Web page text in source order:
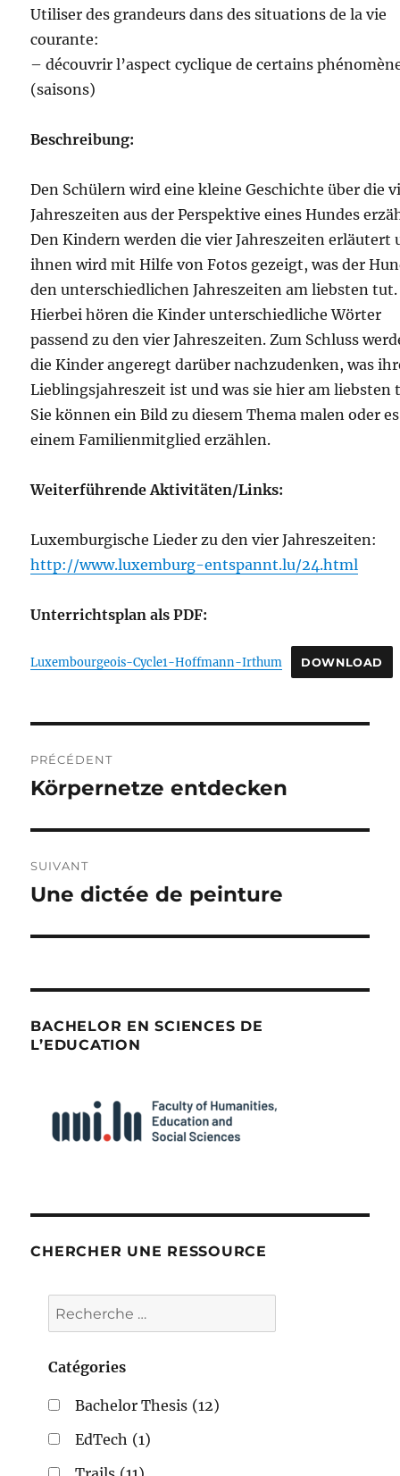
Utiliser des grandeurs dans des situations de la vie
courante:
– découvrir l’aspect cyclique de certains
(saisons)
Beschreibung:
Den Schülern wird eine kleine Geschichte über die
Jahreszeiten aus der Perspektive eines Hundes
Den Kindern werden die vier Jahreszeiten erläutert
ihnen wird mit Hilfe von Fotos gezeigt, was der
den unterschiedlichen Jahreszeiten am liebsten tut.
Hierbei hören die Kinder unterschiedliche Wörter
passend zu den vier Jahreszeiten. Zum Schluss
die Kinder angeregt darüber nachzudenken, was
Lieblingsjahreszeit ist und was sie hier am liebsten
Sie können ein Bild zu diesem Thema malen oder es
einem Familienmitglied erzählen.
Weiterführende Aktivitäten/Links:
Luxemburgische Lieder zu den vier Jahreszeiten:
http://www.luxemburg-entspannt.lu/24.html
Unterrichtsplan als PDF:
Luxembourgeois-Cycle1-Hoffmann-Irthum DOWNLOAD
de
PRÉCÉDENT
Publication
Körpernetze entdecken
SUIVANT
Publication
Une dictée de peinture
BACHELOR EN SCIENCES DE
L’EDUCATION
CHERCHER UNE RESSOURCE
Catégories
Bachelor Thesis (12)
EdTech (1)